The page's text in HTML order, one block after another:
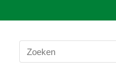
Search
for: